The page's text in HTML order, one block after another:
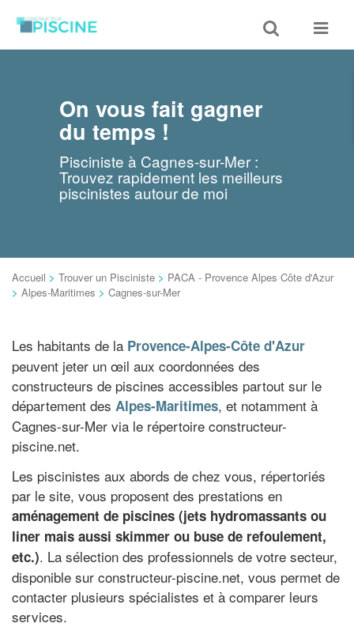
Toggle
search
Toggle
On vous fait gagner
du temps !
Pisciniste à Cagnes-sur-Mer :
Trouvez rapidement les meilleurs
piscinistes autour de moi
Accueil > Trouver un Pisciniste > PACA - Provence Alpes Côte d'Azur
> Alpes-Maritimes > Cagnes-sur-Mer
Les habitants de la Provence-Alpes-Côte d'Azur
peuvent jeter un œil aux coordonnées des
constructeurs de piscines accessibles partout sur le
département des Alpes-Maritimes, et notamment à
Cagnes-sur-Mer via le répertoire constructeur-
piscine.net.
Les piscinistes aux abords de chez vous, répertoriés
par le site, vous proposent des prestations en
aménagement de piscines (jets hydromassants ou
liner mais aussi skimmer ou buse de refoulement,
etc.). La sélection des professionnels de votre secteur,
disponible sur constructeur-piscine.net, vous permet de
contacter plusieurs spécialistes et à comparer leurs
services.